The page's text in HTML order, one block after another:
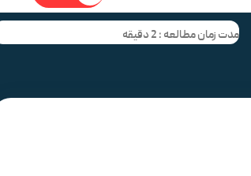
مدت زمان مطالعه : 2 دقیقه